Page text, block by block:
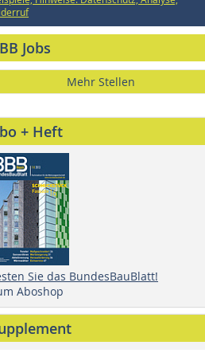
Jobs
Mehr Stellen
+ Heft
Sie das BundesBauBlatt!
Aboshop